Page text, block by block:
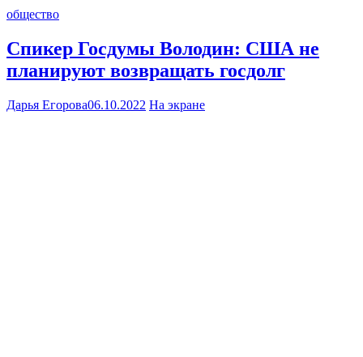
общество
Спикер Госдумы Володин: США не
планируют возвращать госдолг
Дарья Егорова06.10.2022 На экране